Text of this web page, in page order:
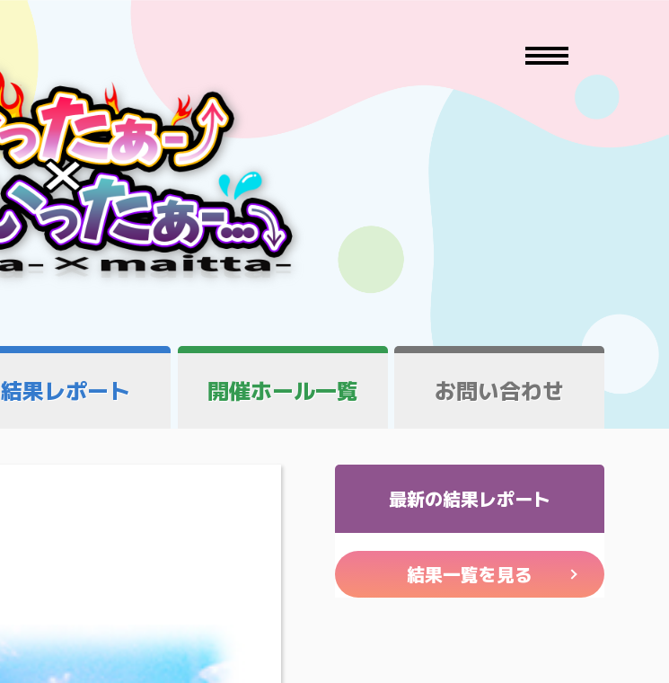
結果レポート 開催ホール一覧 お問い合わせ
最新の結果レポート
結果一覧を見る